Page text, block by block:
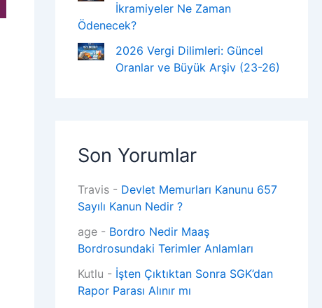
İkramiyeler Ne Zaman
Ödenecek?
2026 Vergi Dilimleri: Güncel
Oranlar ve Büyük Arşiv (23-26)
Son Yorumlar
Travis- Devlet Memurları Kanunu 657
Sayılı Kanun Nedir ?
age- Bordro Nedir Maaş
Bordrosundaki Terimler Anlamları
Kutlu - İşten Çıktıktan Sonra SGK’dan
Rapor Parası Alınır mı